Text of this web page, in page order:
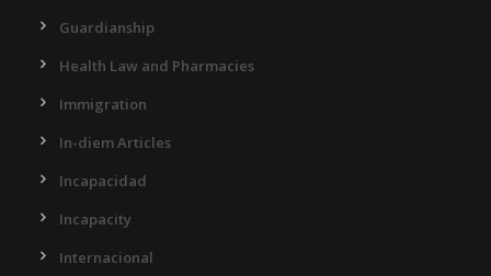
Guardianship
Health Law and Pharmacies
Immigration
In-diem Articles
Incapacidad
Incapacity
Internacional